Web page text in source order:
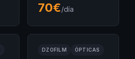
70€/día
DZOFILM ÓPTICAS